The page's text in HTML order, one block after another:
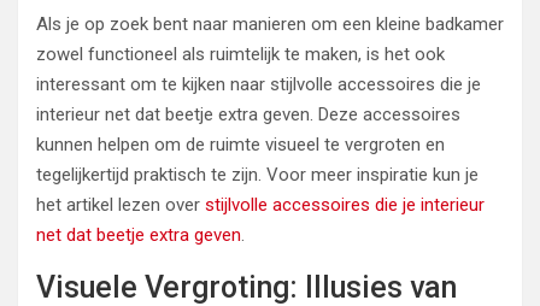
Als je op zoek bent naar manieren om een kleine badkamer
zowel functioneel als ruimtelijk te maken, is het ook
interessant om te kijken naar stijlvolle accessoires die je
interieur net dat beetje extra geven. Deze accessoires
kunnen helpen om de ruimte visueel te vergroten en
tegelijkertijd praktisch te zijn. Voor meer inspiratie kun je
het artikel lezen over stijlvolle accessoires die je interieur
net dat beetje extra geven.
Visuele Vergroting: Illusies van